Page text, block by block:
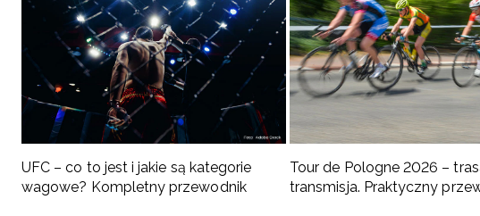
UFC – co to jest i jakie są kategorie
wagowe? Kompletny przewodnik
Tour de Pologne 2026 –
transmisja. Praktyczny